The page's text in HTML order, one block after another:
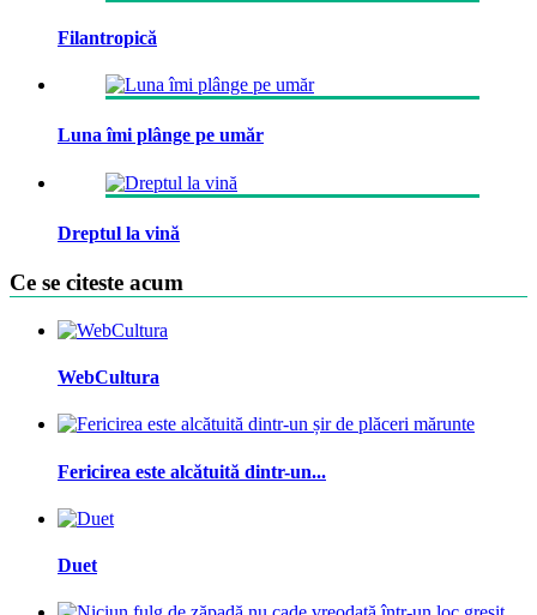
Filantropică
Luna îmi plânge pe umăr
Dreptul la vină
Ce se citeste acum
WebCultura
Fericirea este alcătuită dintr-un...
Duet